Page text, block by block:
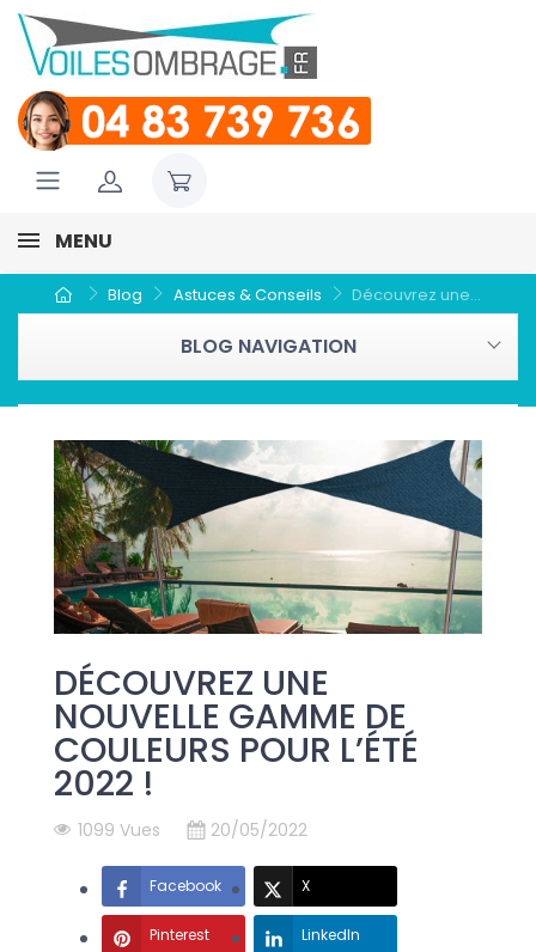
MENU
Blog Astuces & Conseils Découvrez une...
BLOG NAVIGATION
DÉCOUVREZ UNE
NOUVELLE GAMME DE
COULEURS POUR L’ÉTÉ
2022 !
1099 Vues 20/05/2022
Facebook X
Pinterest LinkedIn